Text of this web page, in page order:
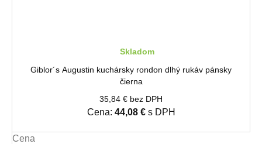
Skladom
Giblor´s Augustin kuchársky rondon dlhý rukáv pánsky
čierna
35,84 € bez DPH
Cena: 44,08 €s DPH
Cena